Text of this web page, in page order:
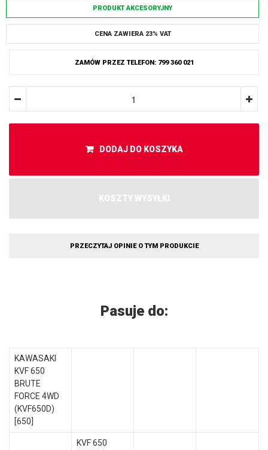
PRODUKT AKCESORYJNY
CENA ZAWIERA 23% VAT
ZAMÓW PRZEZ TELEFON: 799 360 021
DODAJ DO KOSZYKA
KOSZTY WYSYŁKI
PRZECZYTAJ OPINIE O TYM PRODUKCIE
Pasuje do:
KAWASAKI
KVF 650
BRUTE
FORCE 4WD
(KVF650D)
[650]
KVF 650